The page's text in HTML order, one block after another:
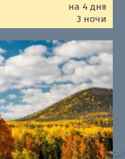
на 4 дня
3 ночи